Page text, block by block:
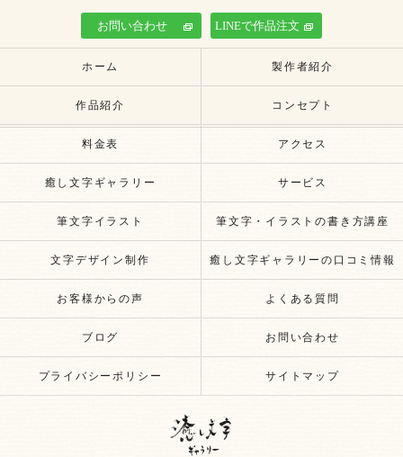
お問い合わせ LINEで作品注文
ホーム 製作者紹介
作品紹介 コンセプト
料金表 アクセス
癒し文字ギャラリー サービス
筆文字イラスト 筆文字・イラストの書き方講座
文字デザイン制作 癒し文字ギャラリーの口コミ情報
お客様からの声 よくある質問
ブログ お問い合わせ
プライバシーポリシー サイトマップ